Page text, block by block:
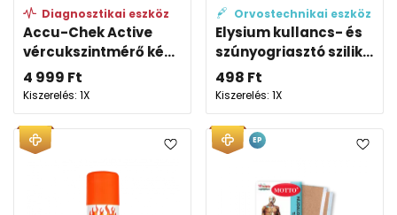
Diagnosztikai eszköz
Accu-Chek Active
vércukszintmérő ké...
4 999 Ft
Kiszerelés: 1X
Orvostechnikai eszköz
Elysium kullancs- és
szúnyogriasztó szilik...
498 Ft
Kiszerelés: 1X
EP